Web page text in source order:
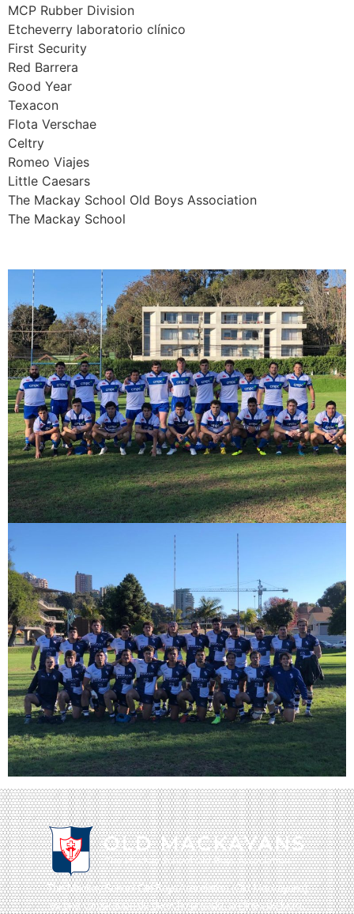
MCP Rubber Division
Etcheverry laboratorio clínico
First Security
Red Barrera
Good Year
Texacon
Flota Verschae
Celtry
Romeo Viajes
Little Caesars
The Mackay School Old Boys Association
The Mackay School
The Mackay School Old Boys Association (Old Mackayans)
es una corporación de derecho privado, sin fines de lucro,